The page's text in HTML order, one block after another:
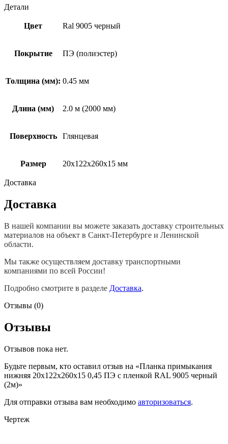
Детали
Цвет Ral 9005 черный
Покрытие ПЭ (полиэстер)
Толщина (мм): 0.45 мм
Длина (мм) 2.0 м (2000 мм)
Поверхность Глянцевая
Размер 20х122х260х15 мм
Доставка
Доставка
В нашей компании вы можете заказать доставку строительных
материалов на объект в Санкт-Петербурге и Ленинской
области.
Мы также осуществляем доставку транспортными
компаниями по всей России!
Подробно смотрите в разделе Доставка.
Отзывы (0)
Отзывы
Отзывов пока нет.
Будьте первым, кто оставил отзыв на «Планка примыкания
нижняя 20х122х260х15 0,45 ПЭ с пленкой RAL 9005 черный
(2м)»
Для отправки отзыва вам необходимо авторизоваться.
Чертеж